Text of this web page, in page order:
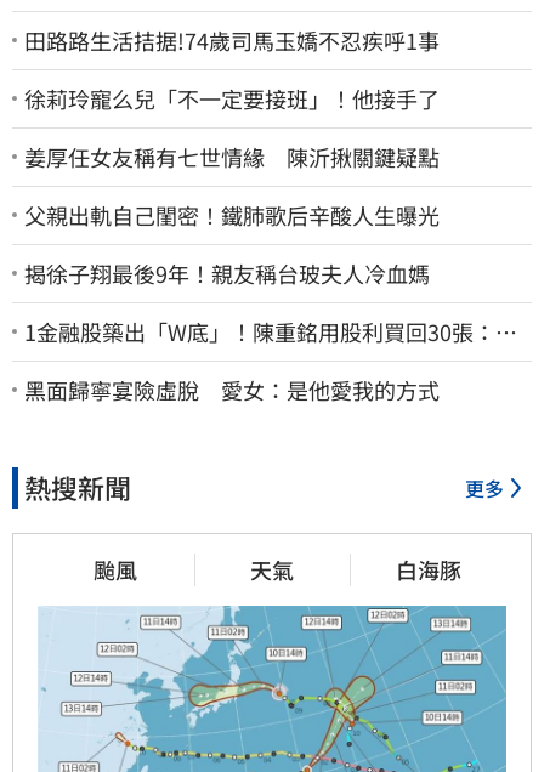
田路路生活拮据!74歲司馬玉嬌不忍疾呼1事
徐莉玲寵么兒「不一定要接班」！他接手了
姜厚任女友稱有七世情緣 陳沂揪關鍵疑點
父親出軌自己閨密！鐵肺歌后辛酸人生曝光
揭徐子翔最後9年！親友稱台玻夫人冷血媽
1金融股築出「W底」！陳重銘用股利買回30張：堅
固穩定的搖錢樹
黑面歸寧宴險虛脫 愛女：是他愛我的方式
熱搜新聞 更多
颱風 天氣 白海豚